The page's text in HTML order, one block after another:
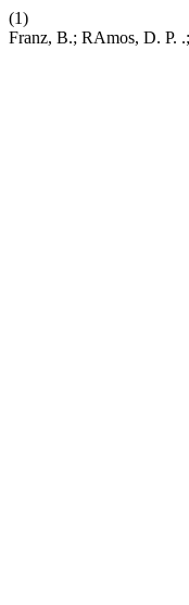
(1)
Franz, B.; RAmos, D. P.